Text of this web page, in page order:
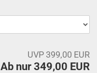
UVP 399,00 EUR
Ab nur 349,00 EUR